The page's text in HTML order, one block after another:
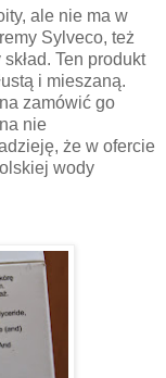
ale nie ma w
Sylveco, też
Ten produkt
i mieszaną.
zamówić go
nie
że w ofercie
wody